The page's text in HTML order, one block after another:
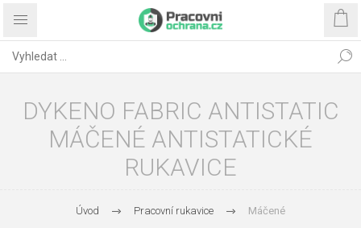
DYKENO FABRIC ANTISTATIC
MÁČENÉ ANTISTATICKÉ
RUKAVICE
Úvod Pracovní rukavice Máčené